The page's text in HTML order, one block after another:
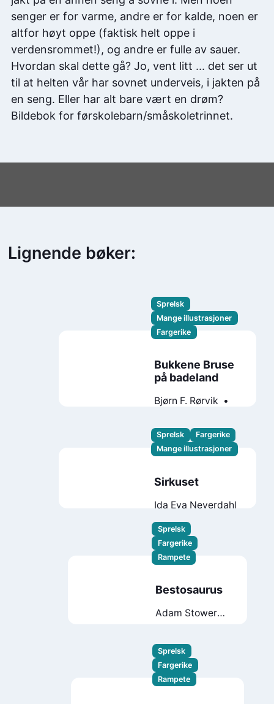
senger er for varme, andre er for kalde, noen er
altfor høyt oppe (faktisk helt oppe i
verdensrommet!), og andre er fulle av sauer.
Hvordan skal dette gå? Jo, vent litt ... det ser ut
til at helten vår har sovnet underveis, i jakten på
en seng. Eller har alt bare vært en drøm?
Bildebok for førskolebarn/småskoletrinnet.
Lignende bøker:
Sprelsk
Mange illustrasjoner
Fargerike
Bukkene Bruse
på badeland
Bjørn F. Rørvik
Sprelsk
Fargerike
Mange illustrasjoner
Sirkuset
Ida Eva Neverdahl
Sprelsk
Fargerike
Rampete
Bestosaurus
Adam Stower
Sprelsk
Fargerike
Rampete